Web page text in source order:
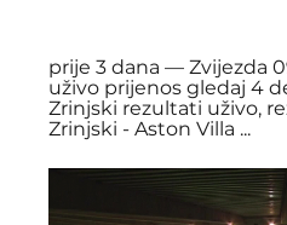
prije 3 dana — Zvijezda
uživo prijenos gledaj 4
Zrinjski rezultati uživo,
Zrinjski - Aston Villa ...